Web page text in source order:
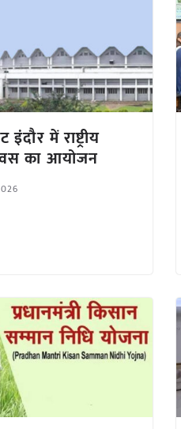
में राष्ट्रीय
का आयोजन